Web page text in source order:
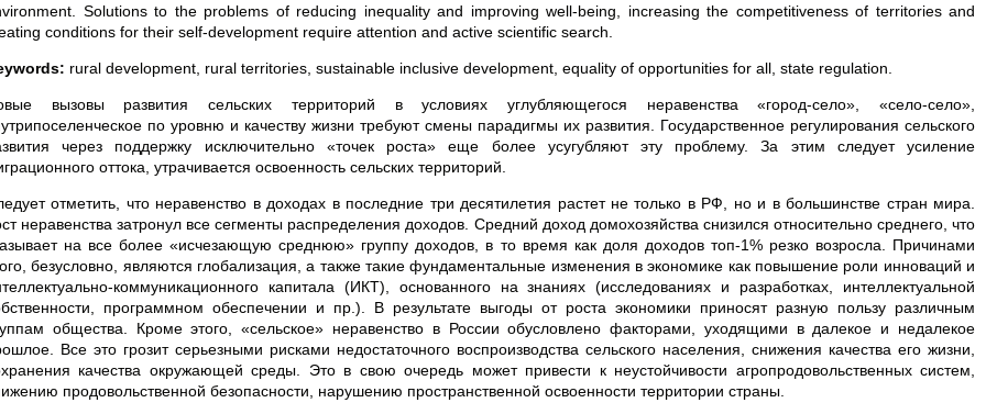
Solutions to the problems of reducing inequality and improving well-being, increasing the competitiveness of territories and
conditions for their self-development require attention and active scientific search.
rural development, rural territories, sustainable inclusive development, equality of opportunities for all, state regulation.
вызовы развития сельских территорий в условиях углубляющегося неравенства «город-село», «село-село»,
по уровню и качеству жизни требуют смены парадигмы их развития. Государственное регулирования сельского
через поддержку исключительно «точек роста» еще более усугубляют эту проблему. За этим следует усиление
оттока, утрачивается освоенность сельских территорий.
отметить, что неравенство в доходах в последние три десятилетия растет не только в РФ, но и в большинстве стран мира.
неравенства затронул все сегменты распределения доходов. Средний доход домохозяйства снизился относительно среднего, что
на все более «исчезающую среднюю» группу доходов, в то время как доля доходов топ-1% резко возросла. Причинами
безусловно, являются глобализация, а также такие фундаментальные изменения в экономике как повышение роли инноваций и
коммуникационного капитала (ИКТ), основанного на знаниях (исследованиях и разработках, интеллектуальной
программном обеспечении и пр.). В результате выгоды от роста экономики приносят разную пользу различным
общества. Кроме этого, «сельское» неравенство в России обусловлено факторами, уходящими в далекое и недалекое
Все это грозит серьезными рисками недостаточного воспроизводства сельского населения, снижения качества его жизни,
качества окружающей среды. Это в свою очередь может привести к неустойчивости агропродовольственных систем,
продовольственной безопасности, нарушению пространственной освоенности территории страны.